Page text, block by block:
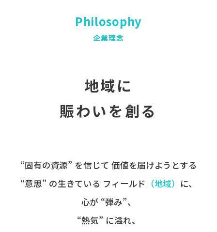
Philosophy
企業理念
地域に
賑わいを創る
“固有の​資源” を​信じて 価値を​届けようとする​
“意思” の​生きている フィールド ​（地域） に、
心が​ “弾み”、
“熱気” に​溢れ、